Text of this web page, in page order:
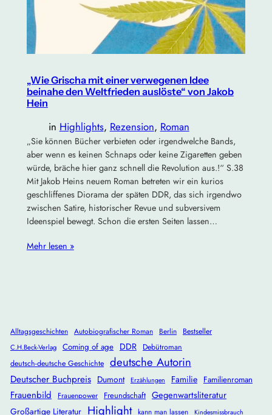
„Wie Grischa mit einer verwegenen Idee
beinahe den Weltfrieden auslöste“ von Jakob
Hein
in Highlights, Rezension, Roman
„Sie können Bücher verbieten oder irgendwelche Bands,
aber wenn es keinen Schnaps oder keine Zigaretten geben
würde, bräche hier ganz schnell die Revolution aus.!“ S.38
Mit Jakob Heins neuem Roman betreten wir ein kurios
geschliffenes Diorama der späten DDR, das sich irgendwo
zwischen Satire, historischer Revue und subversivem
Ideenspiel bewegt. Schon die ersten Seiten lassen…
Mehr lesen »
Alltagsgeschichten Autobiografischer Roman Berlin Bestseller
C.H.Beck-Verlag Coming of age DDR
Debütroman
deutsch-deutsche Geschichte deutsche Autorin
Deutscher Buchpreis Dumont Erzählungen Familie Familienroman
Frauenbild Frauenpower Freundschaft Gegenwartsliteratur
Großartige Literatur Highlight kann man lassen Kindesmissbrauch